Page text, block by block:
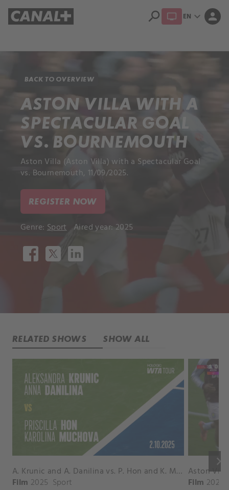
search EN expand_more person
BACK TO OVERVIEW
ASTON VILLA WITH A
SPECTACULAR GOAL
VS. BOURNEMOUTH
Aston Villa (Aston Villa) with a Spectacular Goal
vs. Bournemouth, 11/09/2025.
REGISTER NOW
Genre: Sport Aired year: 2025
RELATED SHOWS SHOW ALL
keyboard_arrow_right
A. Krunic and A. Danilina vs. P. Hon and K. Muchova Match Highlights - BEIJING_Capital Group Diamond ( October 02, 2025)
Film 2025 Sport Film 2026